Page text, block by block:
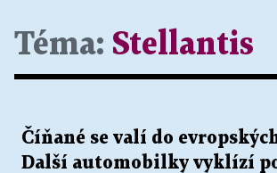
Téma: Stellantis
Číňané se valí do
Další automobilky vyklízí